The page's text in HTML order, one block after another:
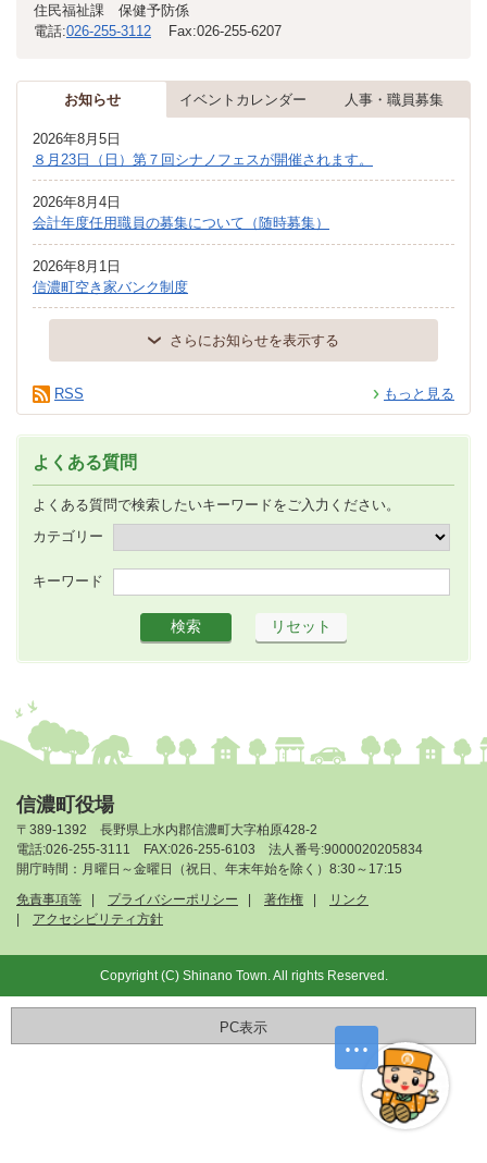
住民福祉課 保健予防係
電話:026-255-3112 Fax:026-255-6207
お知らせ イベントカレンダー 人事・職員募集
2026年8月5日
８月23日（日）第７回シナノフェスが開催されます。
2026年8月4日
会計年度任用職員の募集について（随時募集）
2026年8月1日
信濃町空き家バンク制度
さらにお知らせを表示する
もっと見る
RSS
よくある質問
よくある質問で検索したいキーワードをご入力ください。
カテゴリー
キーワード
信濃町役場
〒389-1392 長野県上水内郡信濃町大字柏原428-2
電話:026-255-3111 FAX:026-255-6103 法人番号:9000020205834
開庁時間：月曜日～金曜日（祝日、年末年始を除く）8:30～17:15
免責事項等
プライバシーポリシー 著作権
リンク
アクセシビリティ方針
Copyright (C) Shinano Town. All rights Reserved.
PC表示